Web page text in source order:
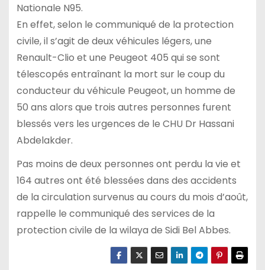
Nationale N95.
En effet, selon le communiqué de la protection
civile, il s’agit de deux véhicules légers, une
Renault-Clio et une Peugeot 405 qui se sont
télescopés entraînant la mort sur le coup du
conducteur du véhicule Peugeot, un homme de
50 ans alors que trois autres personnes furent
blessés vers les urgences de le CHU Dr Hassani
Abdelakder.
Pas moins de deux personnes ont perdu la vie et
164 autres ont été blessées dans des accidents
de la circulation survenus au cours du mois d’août,
rappelle le communiqué des services de la
protection civile de la wilaya de Sidi Bel Abbes.